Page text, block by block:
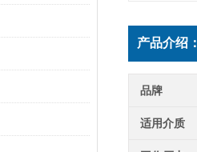
产品介绍：
品牌
适用介质